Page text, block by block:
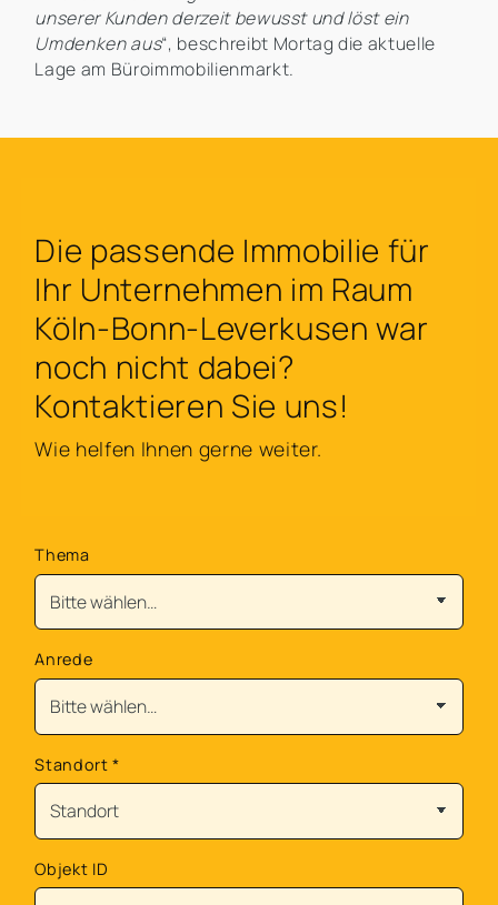
unserer Kunden derzeit bewusst und löst ein
Umdenken aus“, beschreibt Mortag die aktuelle
Lage am Büroimmobilienmarkt.
Die passende Immobilie für
Ihr Unternehmen im Raum
Köln-Bonn-Leverkusen war
noch nicht dabei?
Kontaktieren Sie uns!
Wie helfen Ihnen gerne weiter.
Thema
Anrede
Standort*
Objekt ID